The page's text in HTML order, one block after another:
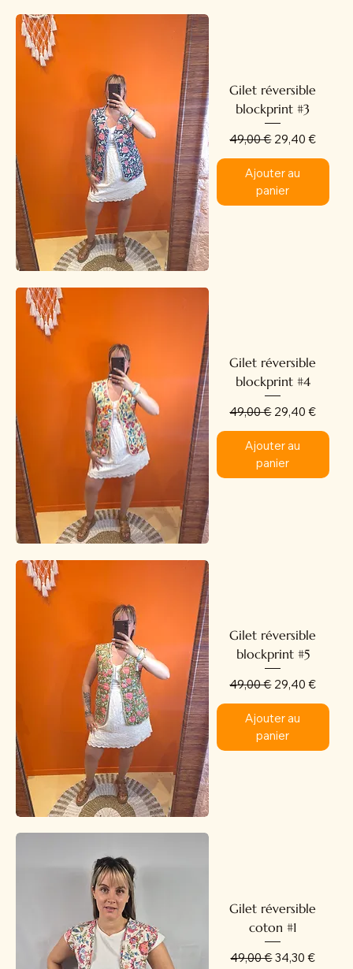
Gilet réversible
blockprint #3
Prix original
49,00 € Prix
29,40 €
Ajouter au
panier
Gilet réversible
blockprint #4
Prix original
49,00 € Prix
29,40 €
Ajouter au
panier
Gilet réversible
blockprint #5
Prix original
49,00 € Prix
29,40 €
Ajouter au
panier
Gilet réversible
coton #1
Prix original
49,00 €Prix
34,30 €